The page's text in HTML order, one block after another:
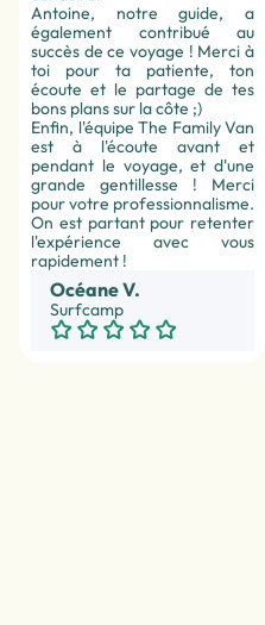
Antoine, notre guide, a
également contribué au
succès de ce voyage ! Merci à
toi pour ta patiente, ton
écoute et le partage de tes
bons plans sur la côte ;)
Enfin, l'équipe The Family Van
est à l'écoute avant et
pendant le voyage, et d'une
grande gentillesse ! Merci
pour votre professionnalisme.
On est partant pour retenter
l'expérience avec vous
rapidement !
Océane V.
Surfcamp